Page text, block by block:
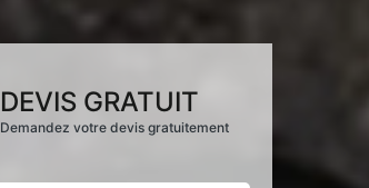
DEVIS GRATUIT
Demandez votre devis gratuitement